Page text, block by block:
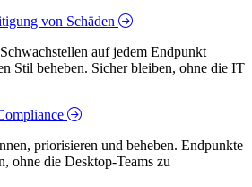
von Schäden
auf jedem Endpunkt
Stil beheben. Sicher bleiben, ohne die IT
priorisieren und beheben. Endpunkte
ohne die Desktop-Teams zu